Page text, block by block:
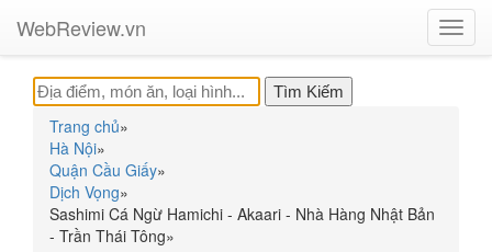
WebReview.vn
Trang chủ»
Hà Nội»
Quận Cầu Giấy»
Dịch Vọng»
Sashimi Cá Ngừ Hamichi - Akaari - Nhà Hàng Nhật Bản
- Trần Thái Tông»